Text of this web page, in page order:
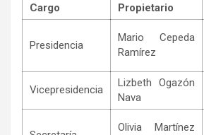
Cargo Propietario
Presidencia
Mario Cepeda
Ramírez
Vicepresidencia
Lizbeth Ogazón
Nava
Olivia Martínez